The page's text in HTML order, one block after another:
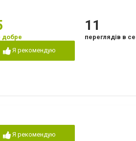
Юрія Глухова, 65 (нова назва вулиці)
добре
Я рекомендую
11
переглядів в
Я рекомендую